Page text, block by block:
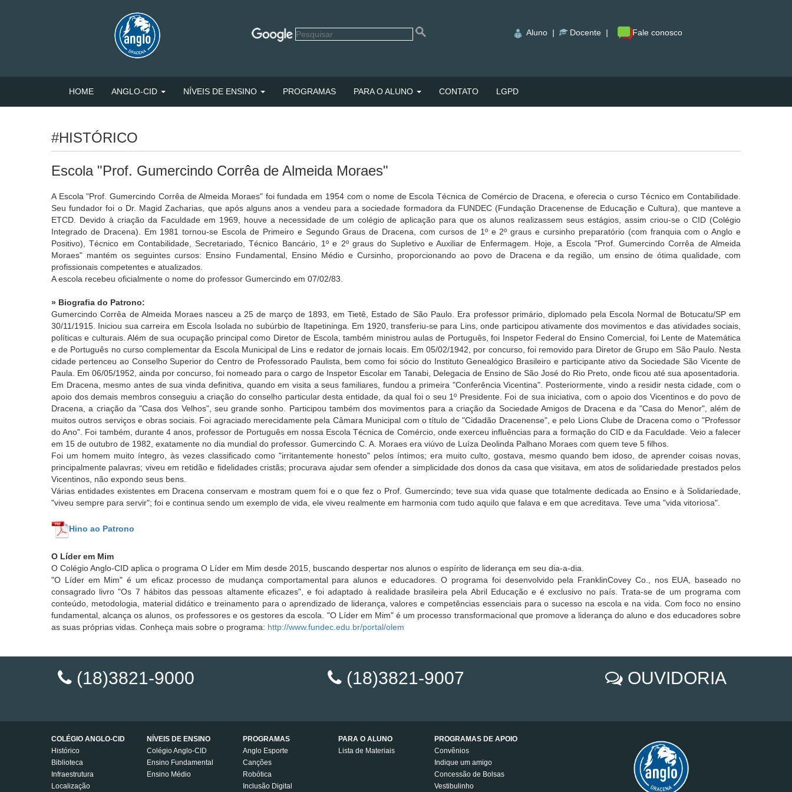
Aluno | Docente | Fale conosco
HOME ANGLO-CID NÍVEIS DE ENSINO PROGRAMAS PARA O ALUNO CONTATO LGPD
#HISTÓRICO
Escola "Prof. Gumercindo Corrêa de Almeida Moraes"
A Escola "Prof. Gumercindo Corrêa de Almeida Moraes" foi fundada em 1954 com o nome de Escola Técnica de Comércio de Dracena, e oferecia o curso Técnico em Contabilidade.
Seu fundador foi o Dr. Magid Zacharias, que após alguns anos a vendeu para a sociedade formadora da FUNDEC (Fundação Dracenense de Educação e Cultura), que manteve a
ETCD. Devido à criação da Faculdade em 1969, houve a necessidade de um colégio de aplicação para que os alunos realizassem seus estágios, assim criou-se o CID (Colégio
Integrado de Dracena). Em 1981 tornou-se Escola de Primeiro e Segundo Graus de Dracena, com cursos de 1º e 2º graus e cursinho preparatório (com franquia com o Anglo e
Positivo), Técnico em Contabilidade, Secretariado, Técnico Bancário, 1º e 2º graus do Supletivo e Auxiliar de Enfermagem. Hoje, a Escola "Prof. Gumercindo Corrêa de Almeida
Moraes" mantém os seguintes cursos: Ensino Fundamental, Ensino Médio e Cursinho, proporcionando ao povo de Dracena e da região, um ensino de ótima qualidade, com
profissionais competentes e atualizados.
A escola recebeu oficialmente o nome do professor Gumercindo em 07/02/83.
» Biografia do Patrono:
Gumercindo Corrêa de Almeida Moraes nasceu a 25 de março de 1893, em Tietê, Estado de São Paulo. Era professor primário, diplomado pela Escola Normal de Botucatu/SP em
30/11/1915. Iniciou sua carreira em Escola Isolada no subúrbio de Itapetininga. Em 1920, transferiu-se para Lins, onde participou ativamente dos movimentos e das atividades sociais,
políticas e culturais. Além de sua ocupação principal como Diretor de Escola, também ministrou aulas de Português, foi Inspetor Federal do Ensino Comercial, foi Lente de Matemática
e de Português no curso complementar da Escola Municipal de Lins e redator de jornais locais. Em 05/02/1942, por concurso, foi removido para Diretor de Grupo em São Paulo. Nesta
cidade pertenceu ao Conselho Superior do Centro de Professorado Paulista, bem como foi sócio do Instituto Genealógico Brasileiro e participante ativo da Sociedade São Vicente de
Paula. Em 06/05/1952, ainda por concurso, foi nomeado para o cargo de Inspetor Escolar em Tanabi, Delegacia de Ensino de São José do Rio Preto, onde ficou até sua aposentadoria.
Em Dracena, mesmo antes de sua vinda definitiva, quando em visita a seus familiares, fundou a primeira "Conferência Vicentina". Posteriormente, vindo a residir nesta cidade, com o
apoio dos demais membros conseguiu a criação do conselho particular desta entidade, da qual foi o seu 1º Presidente. Foi de sua iniciativa, com o apoio dos Vicentinos e do povo de
Dracena, a criação da "Casa dos Velhos", seu grande sonho. Participou também dos movimentos para a criação da Sociedade Amigos de Dracena e da "Casa do Menor", além de
muitos outros serviços e obras sociais. Foi agraciado merecidamente pela Câmara Municipal com o título de "Cidadão Dracenense", e pelo Lions Clube de Dracena como o "Professor
do Ano". Foi também, durante 4 anos, professor de Português em nossa Escola Técnica de Comércio, onde exerceu influências para a formação do CID e da Faculdade. Veio a falecer
em 15 de outubro de 1982, exatamente no dia mundial do professor. Gumercindo C. A. Moraes era viúvo de Luíza Deolinda Palhano Moraes com quem teve 5 filhos.
Foi um homem muito íntegro, às vezes classificado como "irritantemente honesto" pelos íntimos; era muito culto, gostava, mesmo quando bem idoso, de aprender coisas novas,
principalmente palavras; viveu em retidão e fidelidades cristãs; procurava ajudar sem ofender a simplicidade dos donos da casa que visitava, em atos de solidariedade prestados pelos
Vicentinos, não expondo seus bens.
Várias entidades existentes em Dracena conservam e mostram quem foi e o que fez o Prof. Gumercindo; teve sua vida quase que totalmente dedicada ao Ensino e à Solidariedade,
"viveu sempre para servir"; foi e continua sendo um exemplo de vida, ele viveu realmente em harmonia com tudo aquilo que falava e em que acreditava. Teve uma "vida vitoriosa".
Hino ao Patrono
O Líder em Mim
O Colégio Anglo-CID aplica o programa O Líder em Mim desde 2015, buscando despertar nos alunos o espírito de liderança em seu dia-a-dia.
"O Líder em Mim" é um eficaz processo de mudança comportamental para alunos e educadores. O programa foi desenvolvido pela FranklinCovey Co., nos EUA, baseado no
consagrado livro "Os 7 hábitos das pessoas altamente eficazes", e foi adaptado à realidade brasileira pela Abril Educação e é exclusivo no país. Trata-se de um programa com
conteúdo, metodologia, material didático e treinamento para o aprendizado de liderança, valores e competências essenciais para o sucesso na escola e na vida. Com foco no ensino
fundamental, alcança os alunos, os professores e os gestores da escola. "O Líder em Mim" é um processo transformacional que promove a liderança do aluno e dos educadores sobre
as suas próprias vidas. Conheça mais sobre o programa: http://www.fundec.edu.br/portal/olem
(18)3821-9000 (18)3821-9007 OUVIDORIA
COLÉGIO ANGLO-CID
Histórico
Biblioteca
Infraestrutura
Localização
NÍVEIS DE ENSINO
Colégio Anglo-CID
Ensino Fundamental
Ensino Médio
PROGRAMAS
Anglo Esporte
Canções
Robótica
Inclusão Digital
PARA O ALUNO
Lista de Materiais
PROGRAMAS DE APOIO
Convênios
Indique um amigo
Concessão de Bolsas
Vestibulinho